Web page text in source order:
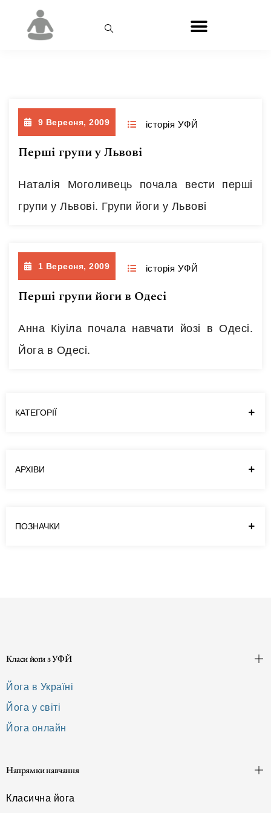
9 Вересня, 2009 історія УФЙ
Перші групи у Львові
Наталія Моголивець почала вести перші
групи у Львові. Групи йоги у Львові
1 Вересня, 2009 історія УФЙ
Перші групи йоги в Одесі
Анна Кіуіла почала навчати йозі в Одесі.
Йога в Одесі.
КАТЕГОРІЇ
АРХІВИ
ПОЗНАЧКИ
Класи йоґи з УФЙ
Йога в Україні
Йога у світі
Йога онлайн
Напрямки навчання
Класична йога